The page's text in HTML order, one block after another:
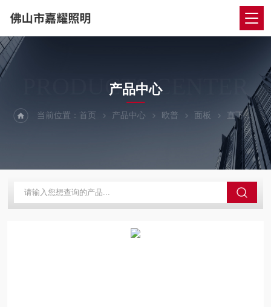
PRODUCTS CENTER
产品中心
当前位置：首页 产品中心 欧普 面板 直下式欧普众系列LED面板灯 12W 24W 36W 72W